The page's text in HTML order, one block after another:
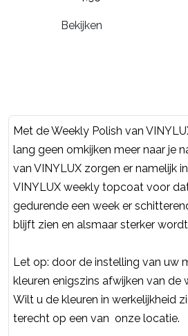
Bekijken
Met de Weekly Polish van
lang geen omkijken meer naar je
van VINYLUX zorgen er namelijk
VINYLUX weekly topcoat voor
gedurende een week er
blijft zien en alsmaar sterker
Let op: door de instelling van uw
kleuren enigszins afwijken van de
Wilt u de kleuren in werkelijkheid
terecht op een van onze locatie.